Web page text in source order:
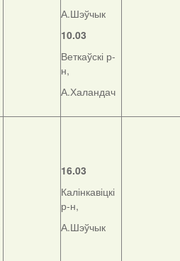
А.Шэўчык
10.03
Веткаўскі р-
н,
А.Халандач
16.03
Калінкавіцкі
р-н,
А.Шэўчык